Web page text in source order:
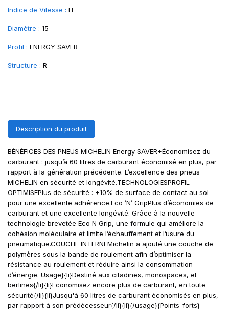
Indice de Vitesse : H
Diamètre : 15
Profil : ENERGY SAVER
Structure : R
Description du produit
BÉNÉFICES DES PNEUS MICHELIN Energy SAVER+Économisez du
carburant : jusqu’à 60 litres de carburant économisé en plus, par
rapport à la génération précédente. L’excellence des pneus
MICHELIN en sécurité et longévité.TECHNOLOGIESPROFIL
OPTIMISEPlus de sécurité : +10% de surface de contact au sol
pour une excellente adhérence.Eco ’N’ GripPlus d’économies de
carburant et une excellente longévité. Grâce à la nouvelle
technologie brevetée Eco N Grip, une formule qui améliore la
cohésion moléculaire et limite l’échauffement et l’usure du
pneumatique.COUCHE INTERNEMichelin a ajouté une couche de
polymères sous la bande de roulement afin d’optimiser la
résistance au roulement et réduire ainsi la consommation
d’énergie. Usage}{li}Destiné aux citadines, monospaces, et
berlines{/li}{li}Economisez encore plus de carburant, en toute
sécurité{/li}{li}Jusqu'à 60 litres de carburant économisés en plus,
par rapport à son prédécesseur{/li}{li}{/usage}{Points_forts}